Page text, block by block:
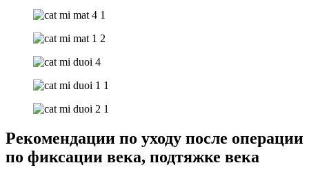
Рекомендации по уходу после операции
по фиксации века, подтяжке века